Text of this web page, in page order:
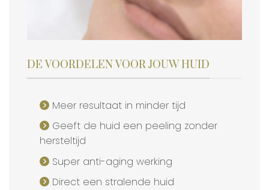
DE VOORDELEN VOOR JOUW HUID
Meer resultaat in minder tijd
Geeft de huid een peeling zonder
hersteltijd
Super anti-aging werking
Direct een stralende huid